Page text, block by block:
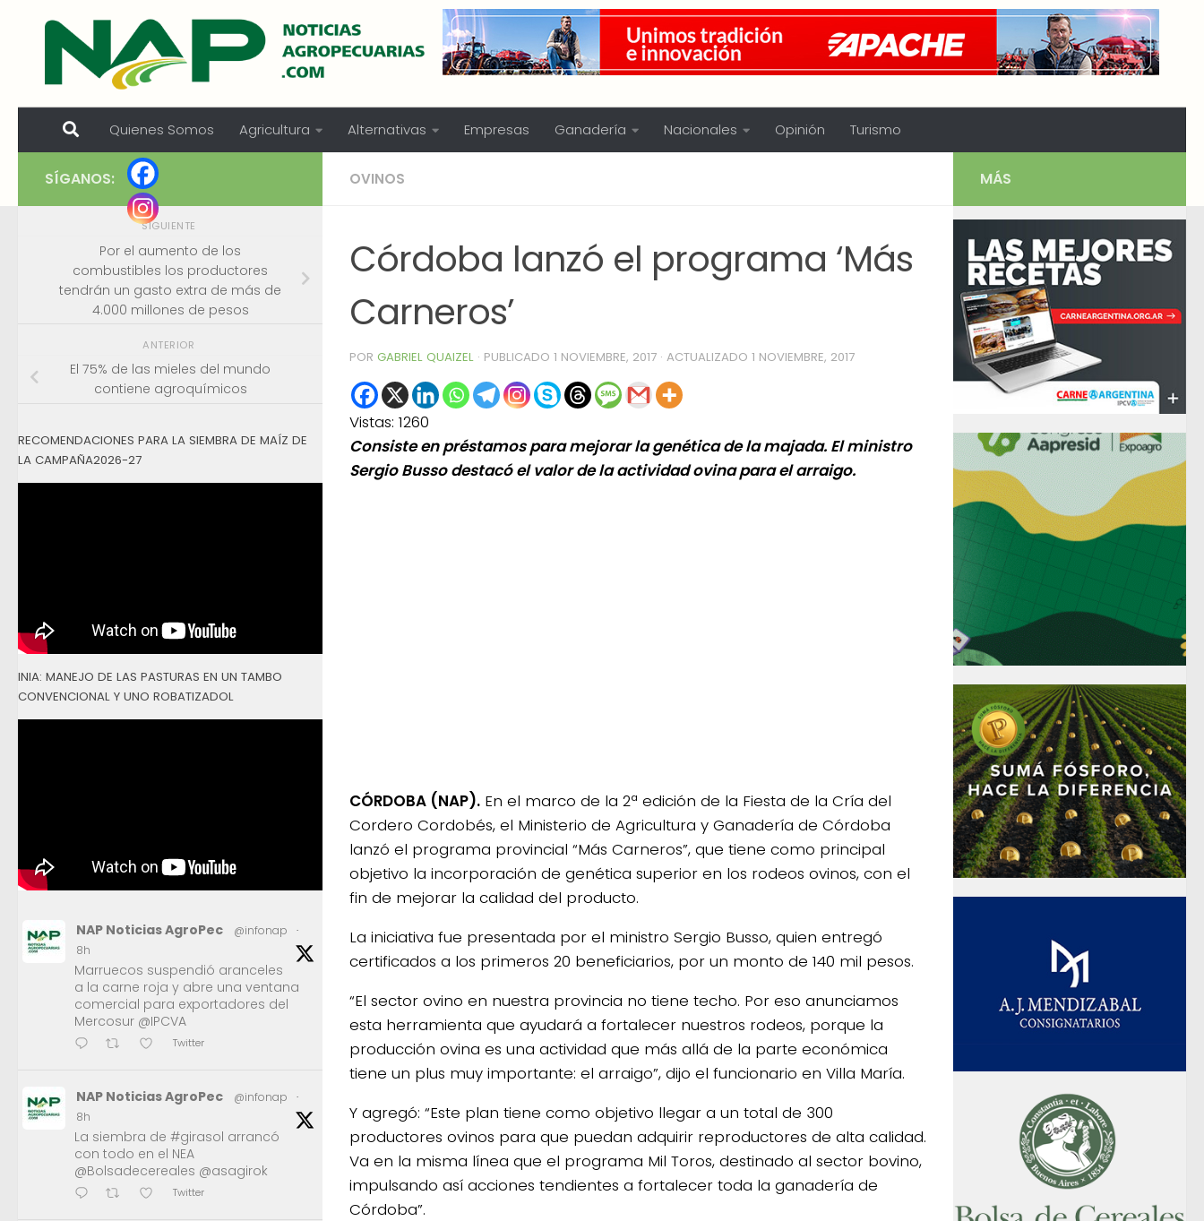
Skip to content
Quienes Somos Agricultura Alternativas Empresas Ganadería Nacionales Opinión Turismo
OVINOS
Córdoba lanzó el programa ‘Más
Carneros’
POR GABRIEL QUAIZEL · PUBLICADO 1 NOVIEMBRE, 2017 · ACTUALIZADO 1 NOVIEMBRE, 2017
Vistas: 1260
Consiste en préstamos para mejorar la genética de la majada. El ministro
Sergio Busso destacó el valor de la actividad ovina para el arraigo.
CÓRDOBA (NAP). En el marco de la 2ª edición de la Fiesta de la Cría del
Cordero Cordobés, el Ministerio de Agricultura y Ganadería de Córdoba
lanzó el programa provincial “Más Carneros”, que tiene como principal
objetivo la incorporación de genética superior en los rodeos ovinos, con el
fin de mejorar la calidad del producto.
La iniciativa fue presentada por el ministro Sergio Busso, quien entregó
certificados a los primeros 20 beneficiarios, por un monto de 140 mil pesos.
“El sector ovino en nuestra provincia no tiene techo. Por eso anunciamos
esta herramienta que ayudará a fortalecer nuestros rodeos, porque la
producción ovina es una actividad que más allá de la parte económica
tiene un plus muy importante: el arraigo”, dijo el funcionario en Villa María.
Y agregó: “Este plan tiene como objetivo llegar a un total de 300
productores ovinos para que puedan adquirir reproductores de alta calidad.
Va en la misma línea que el programa Mil Toros, destinado al sector bovino,
impulsando así acciones tendientes a fortalecer toda la ganadería de
Córdoba”.
SÍGANOS:
SIGUIENTE
Por el aumento de los
combustibles los productores
tendrán un gasto extra de más de
4.000 millones de pesos
ANTERIOR
El 75% de las mieles del mundo
contiene agroquímicos
RECOMENDACIONES PARA LA SIEMBRA DE MAÍZ DE
LA CAMPAÑA2026-27
INIA: MANEJO DE LAS PASTURAS EN UN TAMBO
CONVENCIONAL Y UNO ROBATIZADOL
NAP Noticias AgroPec @infonap
·
8h
Marruecos suspendió aranceles
a la carne roja y abre una ventana
comercial para exportadores del
Mercosur @IPCVA
Twitter
NAP Noticias AgroPec @infonap
·
8h
La siembra de #girasol arrancó
con todo en el NEA
@Bolsadecereales @asagirok
Twitter
MÁS